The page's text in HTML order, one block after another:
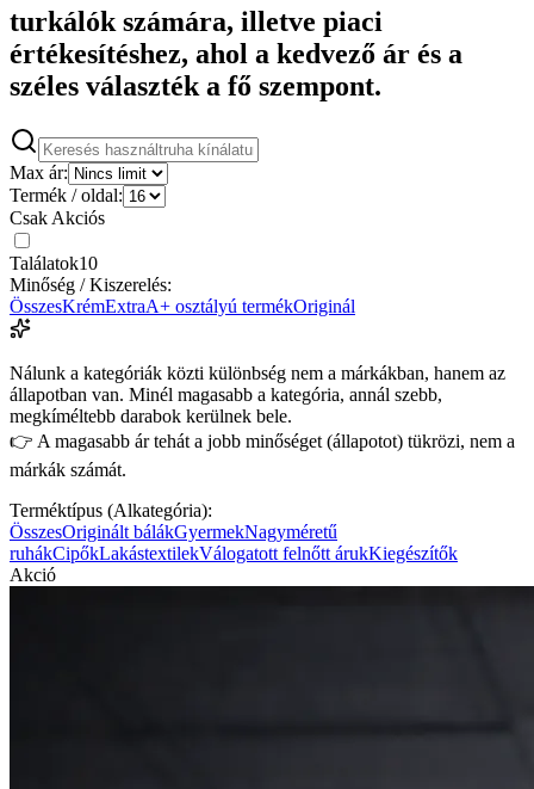
turkálók számára, illetve piaci
értékesítéshez, ahol a kedvező ár és a
széles választék a fő szempont.
Max ár:
Termék / oldal:
Csak Akciós
Találatok10
Minőség / Kiszerelés:
ÖsszesKrémExtraA+ osztályú termékOriginál
Nálunk a kategóriák közti különbség nem a márkákban, hanem az
állapotban van. Minél magasabb a kategória, annál szebb,
megkíméltebb darabok kerülnek bele.
👉 A magasabb ár tehát a jobb minőséget (állapotot) tükrözi, nem a
márkák számát.
Terméktípus (Alkategória):
ÖsszesOriginált bálákGyermekNagyméretű
ruhákCipőkLakástextilekVálogatott felnőtt árukKiegészítők
Akció